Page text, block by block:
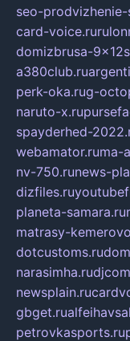
seo-
card-voice.ru
domizbrusa-
a380club.ru
perk-oka.rug-
naruto-x.ru
spayderhed-
webamator.ruma-
nv-750.runews-
dizfiles.ru
planeta-samara.ru
matrasy-
dotcustoms.ru
narasimha.ru
newsplain.ru
gbget.ru
petrovkasports.ru